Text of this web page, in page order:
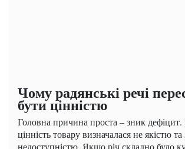
Чому радянські речі
бути цінністю
Головна причина проста – зник
цінність товару визначалася не якістю
недоступністю. Якщо річ складно було